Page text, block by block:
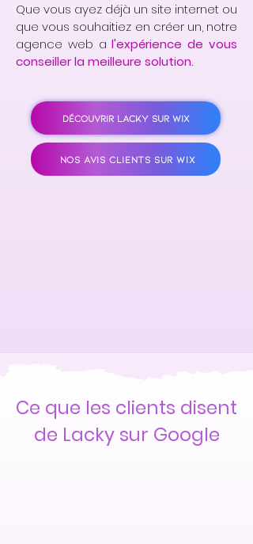
Que vous ayez déjà un site internet ou
que vous souhaitiez en créer un, notre
agence web al'expérience de vous
conseiller la meilleure solution.
DÉCOUVRIR LACKY SUR WIX
NOS AVIS CLIENTS SUR WIX
Ce que les clients disent
de Lacky sur Google